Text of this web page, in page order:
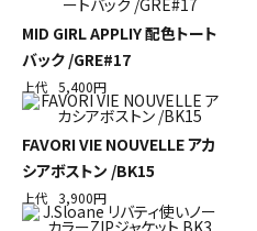
MID GIRL APPLIY 配色トート
バック /GRE#17
上代 5,400円
FAVORI VIE NOUVELLE アカ
シアボストン /BK15
上代 3,900円